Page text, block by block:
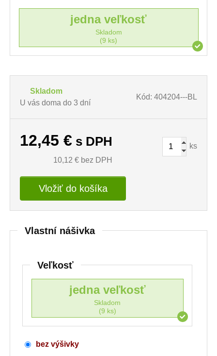
jedna veľkosť
Skladom
(9 ks)
Skladom
U vás doma do 3 dní
Kód: 404204---BL
12,45 € s DPH
10,12 € bez DPH
ks
Vložiť do košíka
Vlastní nášivka
Veľkosť
jedna veľkosť
Skladom
(9 ks)
bez výšivky